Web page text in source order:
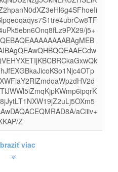
j5+
aCiiiv+
Z
viac